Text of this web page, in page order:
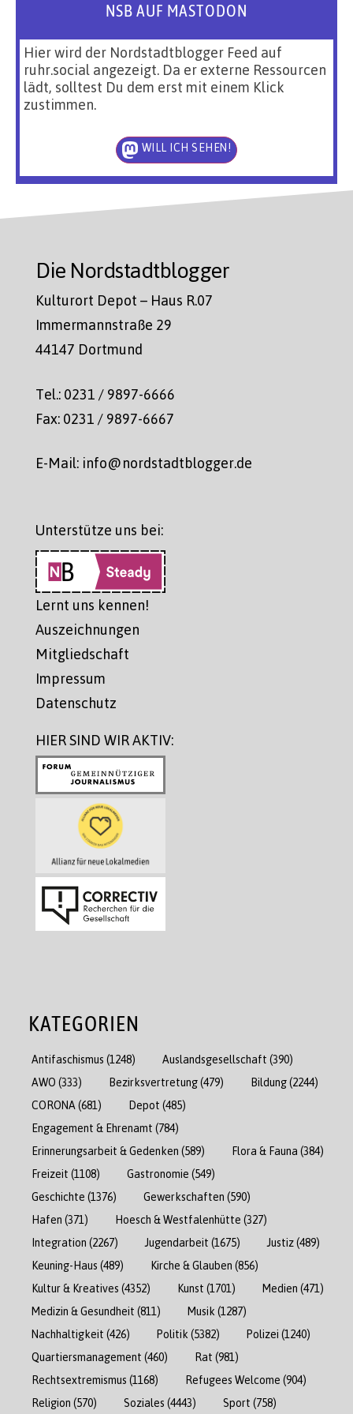
NSB AUF MASTODON
Hier wird der Nordstadtblogger Feed auf
ruhr.social angezeigt. Da er externe Ressourcen
lädt, solltest Du dem erst mit einem Klick
zustimmen.
WILL ICH SEHEN!
Die Nordstadtblogger
Kulturort Depot – Haus R.07
Immermannstraße 29
44147 Dortmund
Tel.: 0231 / 9897-6666
Fax: 0231 / 9897-6667
E-Mail: info@nordstadtblogger.de
Unterstütze uns bei:
Lernt uns kennen!
Auszeichnungen
Mitgliedschaft
Impressum
Datenschutz
HIER SIND WIR AKTIV:
KATEGORIEN
Antifaschismus (1248) Auslandsgesellschaft (390)
AWO (333) Bezirksvertretung(479) Bildung(2244)
CORONA (681) Depot (485)
Engagement & Ehrenamt (784)
Erinnerungsarbeit & Gedenken (589) Flora & Fauna (384)
Freizeit (1108) Gastronomie (549)
Geschichte (1376) Gewerkschaften (590)
Hafen (371) Hoesch & Westfalenhütte (327)
Integration (2267) Jugendarbeit (1675) Justiz(489)
Keuning-Haus (489) Kirche & Glauben (856)
Kultur & Kreatives (4352) Kunst (1701) Medien (471)
Medizin & Gesundheit (811) Musik (1287)
Nachhaltigkeit (426) Politik (5382) Polizei (1240)
Quartiersmanagement (460) Rat (981)
Rechtsextremismus (1168) Refugees Welcome (904)
Religion (570) Soziales (4443) Sport (758)